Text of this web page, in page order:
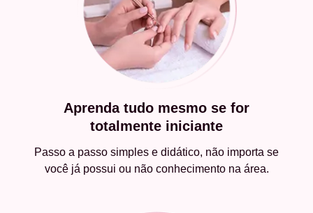
Aprenda tudo mesmo se for
totalmente iniciante
Passo a passo simples e didático, não importa se
você já possui ou não conhecimento na área.